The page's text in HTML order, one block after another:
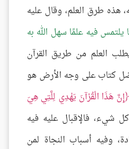
هذه طرق العلم، وقال عليه
فيه علمًا سهل الله به
العلم من طريق القرآن
كتاب على وجه الأرض هو
إِنَّ هَذَا الْقُرْآنَ يَهْدِي لِلَّتِي هِيَ
كل شيء، فالإقبال عليه فيه
وفيه أسباب النجاة لمن